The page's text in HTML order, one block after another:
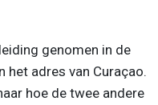
genomen in de
het adres van Curaçao.
hoe de twee andere